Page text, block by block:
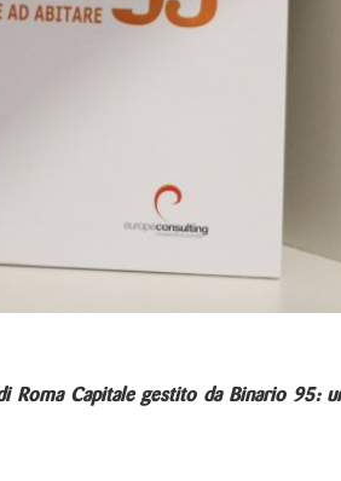
Roma Capitale gestito da Binario 95: